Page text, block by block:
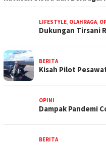
LIFESTYLE, OLAHRAGA,
Dukungan Tirsani
BERITA
Kisah Pilot
OPINI
Dampak Pandemi
BERITA